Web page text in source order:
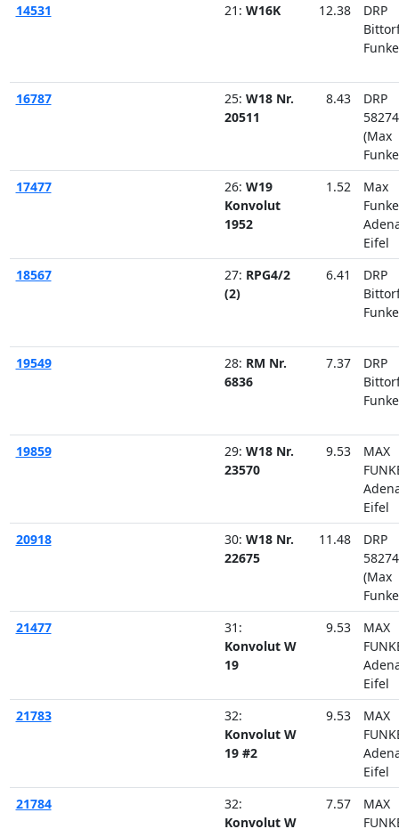
14531
21: W16K 12.38
DRP
Funke
16787 25: W18 Nr.
20511
8.43
DRP
(Max
17477
26: W19
Konvolut
1952
1.52
Max
Eifel
18567
27: RPG4/2
(2)
6.41
DRP
Funke
19549 28: RM Nr.
6836
7.37
DRP
Funke
19859 29: W18 Nr.
23570
9.53
MAX
Eifel
20918
30: W18 Nr.
22675
11.48
DRP
(Max
21477
31:
Konvolut W
19
9.53
MAX
Eifel
21783
32:
Konvolut W
19 #2
9.53
MAX
Eifel
21784
32:
Konvolut W
7.57
MAX